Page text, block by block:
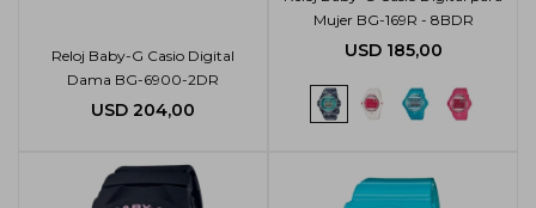
Reloj Baby-G Casio Digital
Dama BG-6900-2DR
USD 204,00
Mujer BG-169R - 8BDR
USD 185,00